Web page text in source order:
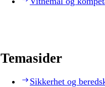
Temasider
Sikkerhet og